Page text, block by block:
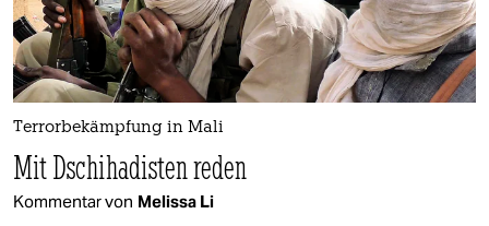
Terrorbekämpfung in Mali
Mit Dschihadisten reden
Kommentar von Melissa Li